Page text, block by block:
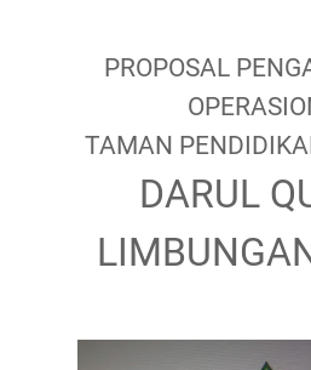
PROPOSAL
TAMAN
DARUL